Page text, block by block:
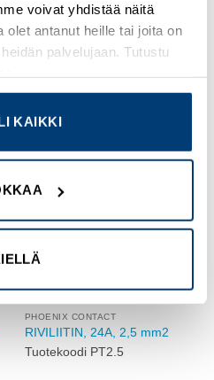
voivat yhdistää näitä
olet antanut heille tai joita on
palvelujaan. Tutustu
KAIKKI
PHOENIX CONTACT
RIVILIITIN, 24A, 2,5 mm2
Tuotekoodi PT2.5